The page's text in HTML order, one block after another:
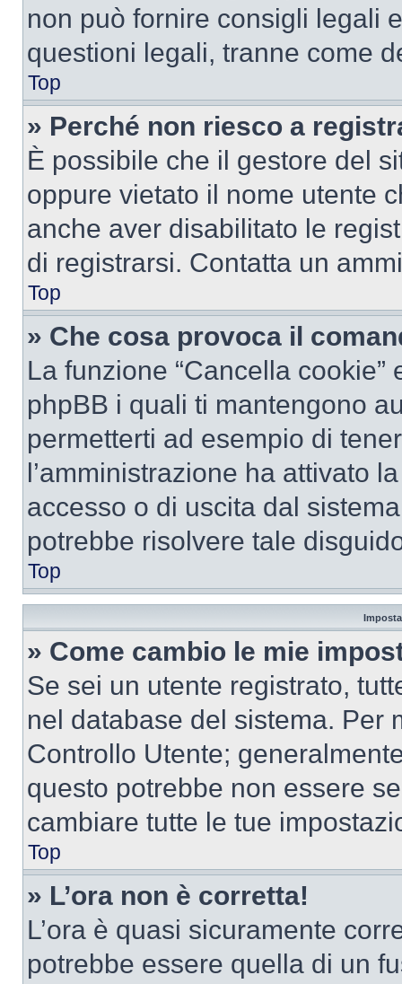
non può fornire consigli legali
questioni legali, tranne come
Top
» Perché non riesco a
È possibile che il gestore del
oppure vietato il nome utente
anche aver disabilitato le
di registrarsi. Contatta un
Top
» Che cosa provoca il
La funzione “Cancella
phpBB i quali ti mantengono
permetterti ad esempio di
l’amministrazione ha attivato
accesso o di uscita dal
potrebbe risolvere tale
Top
» Come cambio le mie
Se sei un utente registrato,
nel database del sistema. Per
Controllo Utente;
questo potrebbe non essere
cambiare tutte le tue
Top
» L’ora non è corretta!
L’ora è quasi sicuramente
potrebbe essere quella di un